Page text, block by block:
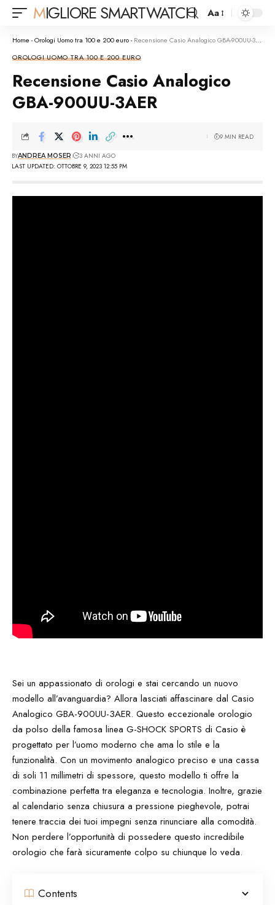
MIGLIORE SMARTWATCH
Font
Resizer
Aa
Home -Orologi Uomo tra 100 e 200 euro-Recensione Casio Analogico GBA-900UU-3AER
OROLOGI UOMO TRA 100 E 200 EURO
Recensione Casio Analogico
GBA-900UU-3AER
LAST UPDATED: OTTOBRE 9, 2023 12:55 PM
BYANDREA MOSER 3 ANNI AGO
9 MIN READ
Sei un appassionato di orologi e stai cercando un nuovo
modello all’avanguardia? Allora lasciati affascinare dal Casio
Analogico GBA-900UU-3AER. Questo eccezionale orologio
da polso della famosa linea G-SHOCK SPORTS di Casio è
progettato per l’uomo moderno che ama lo stile e la
funzionalità. Con un movimento analogico preciso e una cassa
di soli 11 millimetri di spessore, questo modello ti offre la
combinazione perfetta tra eleganza e tecnologia. Inoltre, grazie
al calendario senza chiusura a pressione pieghevole, potrai
tenere traccia dei tuoi impegni senza rinunciare alla comodità.
Non perdere l’opportunità di possedere questo incredibile
orologio che farà sicuramente colpo su chiunque lo veda.
Contents